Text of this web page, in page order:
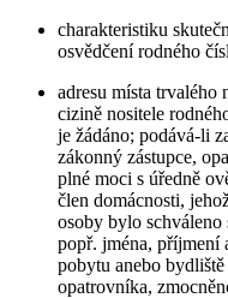
charakteristiku
osvědčení rodného
adresu místa trvalého
cizině nositele
je žádáno; podává-li
zákonný zástupce,
plné moci s úředně
člen domácnosti,
osoby bylo schváleno
popř. jména, příjmení
pobytu anebo
opatrovníka,